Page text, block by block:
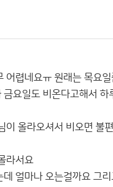
어렵네요ㅠ 원래는 목요
요일도 비온다고해서
이 올라오셔서 비오면 불
라서요
얼마나 오는걸까요 그